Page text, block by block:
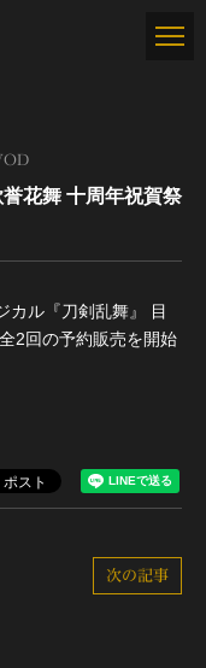
花舞 十周年祝賀祭
カル『刀剣乱舞』 目
2回の予約販売を開始
次の記事